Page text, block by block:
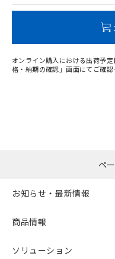
オンライン購入における出荷予
格・納期の確認」画面にてご確認
ペ
お知らせ・最新情報
商品情報
ソリューション